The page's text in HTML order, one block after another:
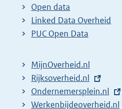
t
e
r
l
i
n
Open data
Linked Data Overheid
PUC Open Data
MijnOverheid.nl
E
x
t
Rijksoverheid.nl
E
x
Ondernemersplein.nl
E
Werkenbijdeoverheid.nl